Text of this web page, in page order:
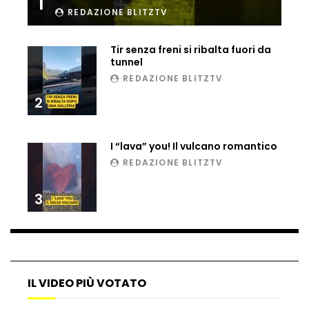
Ucraina, ecco come gli F16 intercettano
i droni russi
Tir bloccato sul passaggio a livello:
treno lo distrugge
Parco divertimenti, attrazione cede
all’improvviso
tragedia a Petén
REDAZIONE BLITZTV
2
Tir senza freni si ribalta fuori da
tunnel
REDAZIONE BLITZTV
3
I “lava” you! Il vulcano romantico
REDAZIONE BLITZTV
IL VIDEO PIÙ VOTATO